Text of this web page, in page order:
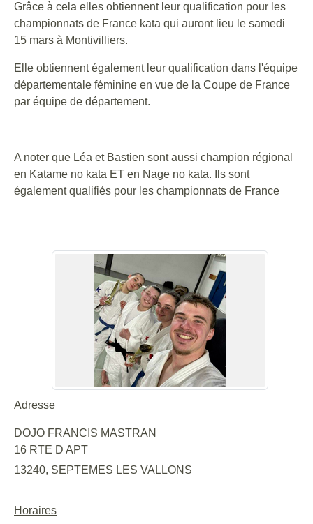
Grâce à cela elles obtiennent leur qualification pour les
championnats de France kata qui auront lieu le samedi
15 mars à Montivilliers.
Elle obtiennent également leur qualification dans l'équipe
départementale féminine en vue de la Coupe de France
par équipe de département.
A noter que Léa et Bastien sont aussi champion régional
en Katame no kata ET en Nage no kata. Ils sont
également qualifiés pour les championnats de France
Adresse
DOJO FRANCIS MASTRAN
16 RTE D APT
13240, SEPTEMES LES VALLONS
Horaires